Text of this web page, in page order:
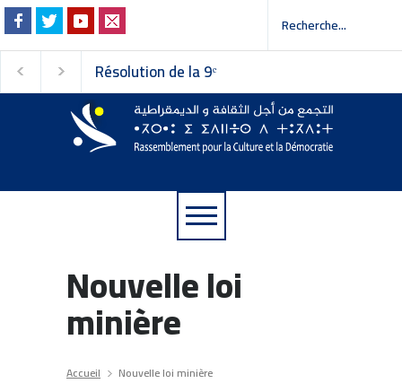
Résolution de la 9ᵉ
session du Conseil
national du
Rassemblement pour la
Culture et la Démocratie
إلى وسائل الإعلام
Nouvelle loi
minière
Accueil Nouvelle loi minière